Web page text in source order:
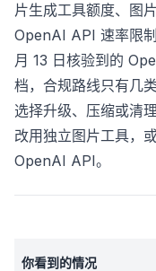
片生成工具额度、图
OpenAI API 速率限
月 13 日核验到的
档，合规路线只有几
选择升级、压缩或清
改用独立图片工具，
OpenAI API。
你看到的情况